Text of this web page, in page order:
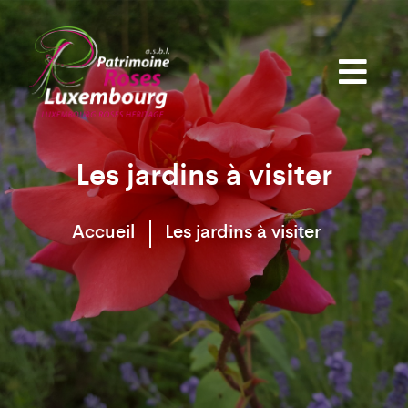
Les jardins à visiter
Accueil Les jardins à visiter